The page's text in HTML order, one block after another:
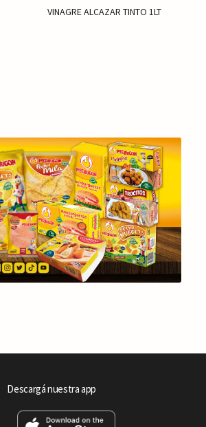
VINAGRE ALCAZAR TINTO 1LT
Descargá nuestra app